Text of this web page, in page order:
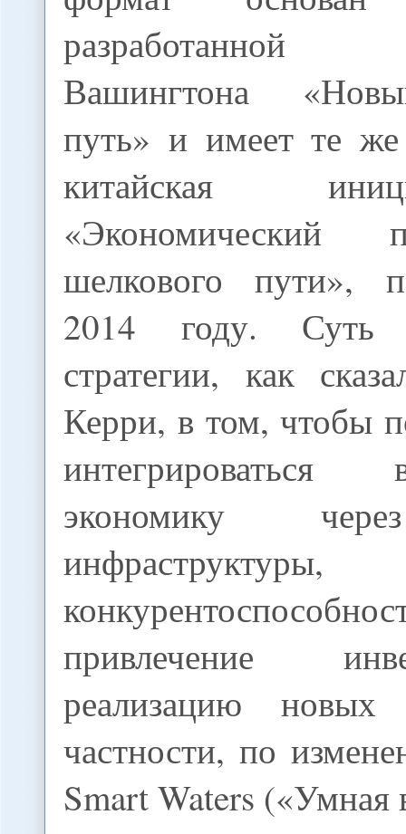
разработанной
Вашингтона
путь» и имеет те
китайская
«Экономический
шелкового пути»,
2014 году. Суть
стратегии, как
Керри, в том, чтобы
экономику
привлечение
реализацию
частности, по
Smart Waters («Умная